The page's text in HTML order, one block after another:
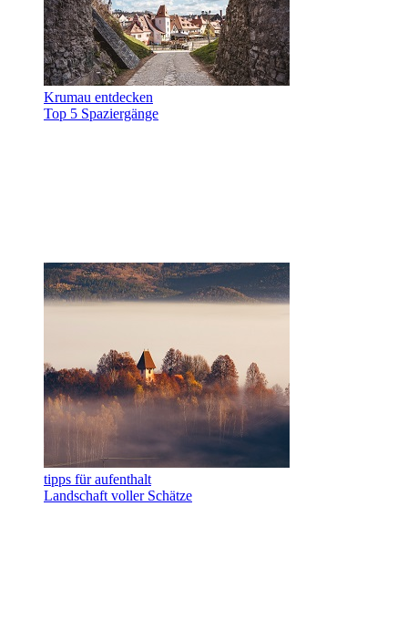
Krumau entdecken
Top 5 Spaziergänge
tipps für aufenthalt
Landschaft voller Schätze